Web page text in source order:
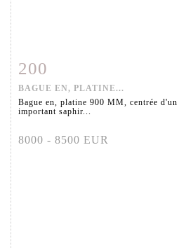
Fiche détaillée
200
BAGUE EN, PLATINE...
Bague en, platine 900 MM, centrée d'un
important saphir...
8000 - 8500 EUR